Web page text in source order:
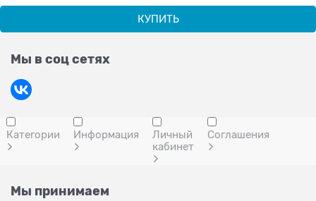
КУПИТЬ
Мы в соц сетях
Категории Информация
Личный
кабинет
Соглашения
Мы принимаем